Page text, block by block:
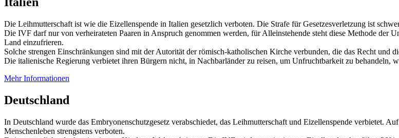
Die Leihmutterschaft ist wie die Eizellenspende in Italien gesetzlich verboten. Die Strafe für Gesetzesverletzung ist
Die IVF darf nur von verheirateten Paaren in Anspruch genommen werden, für Alleinstehende steht diese Methode der
Land einzufrieren.
Solche strengen Einschränkungen sind mit der Autorität der römisch-katholischen Kirche verbunden, die das Recht und
Die italienische Regierung verbietet ihren Bürgern nicht, in Nachbarländer zu reisen, um Unfruchtbarkeit zu behandeln,
Mehr Informationen
Deutschland
In Deutschland wurde das Embryonenschutzgesetz verabschiedet, das Leihmutterschaft und Eizellenspende verbietet.
Menschenleben strengstens verboten.